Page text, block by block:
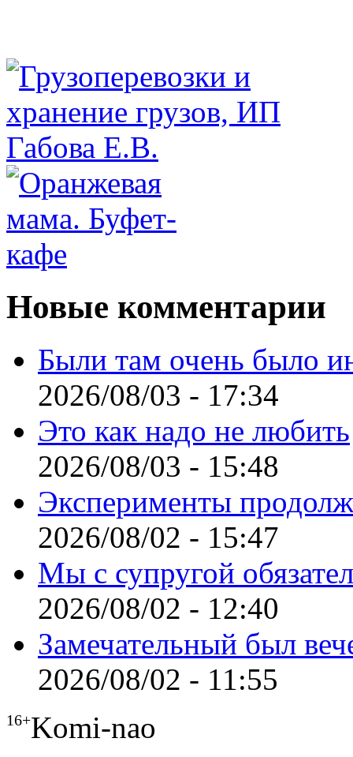
Новые комментарии
Были там очень было
2026/08/03 - 17:34
Это как надо не любить
2026/08/03 - 15:48
Эксперименты
2026/08/02 - 15:47
Мы с супругой
2026/08/02 - 12:40
Замечательный был
2026/08/02 - 11:55
16+Komi-nao